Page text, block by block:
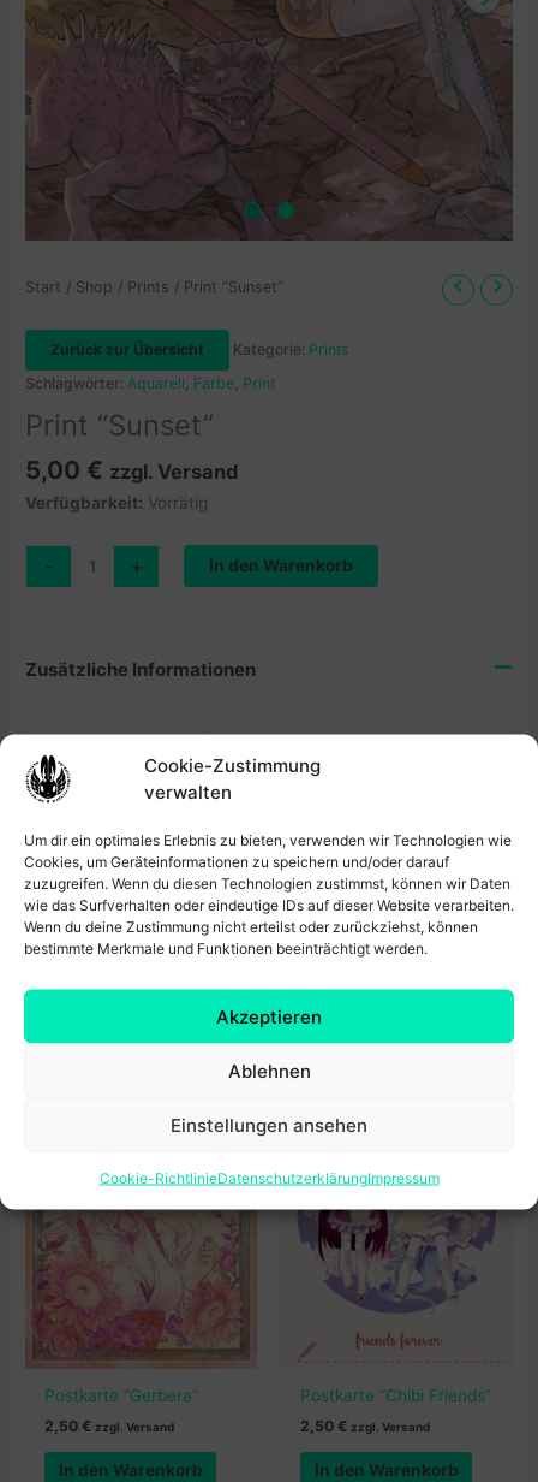
Cookie-Zustimmung
verwalten
Um dir ein optimales Erlebnis zu bieten, verwenden wir Technologien wie
Cookies, um Geräteinformationen zu speichern und/oder darauf
zuzugreifen. Wenn du diesen Technologien zustimmst, können wir Daten
wie das Surfverhalten oder eindeutige IDs auf dieser Website verarbeiten.
Wenn du deine Zustimmung nicht erteilst oder zurückziehst, können
bestimmte Merkmale und Funktionen beeinträchtigt werden.
Akzeptieren
Ablehnen
Einstellungen ansehen
Cookie-RichtlinieDatenschutzerklärungImpressum
Start / Shop / Prints / Print “Sunset”
Zurück zur Übersicht Kategorie: Prints
Schlagwörter:Aquarell, Farbe, Print
Print “Sunset”
5,00 € zzgl. Versand
Verfügbarkeit: Vorrätig
-
“Sunset”
+ In den Warenkorb
Zusätzliche Informationen
Gewicht 0,05 kg
Größe DIN A4
Material 170g/m³ Bilderdruckpapier Matt
Produktsicherheit
Produktsicherheit
Verantwortliche Person in der EU
Ähnliche Produkte
Postkarte “Gerbera”
2,50€ zzgl. Versand
In den Warenkorb
Postkarte “Chibi Friends”
2,50€ zzgl. Versand
In den Warenkorb